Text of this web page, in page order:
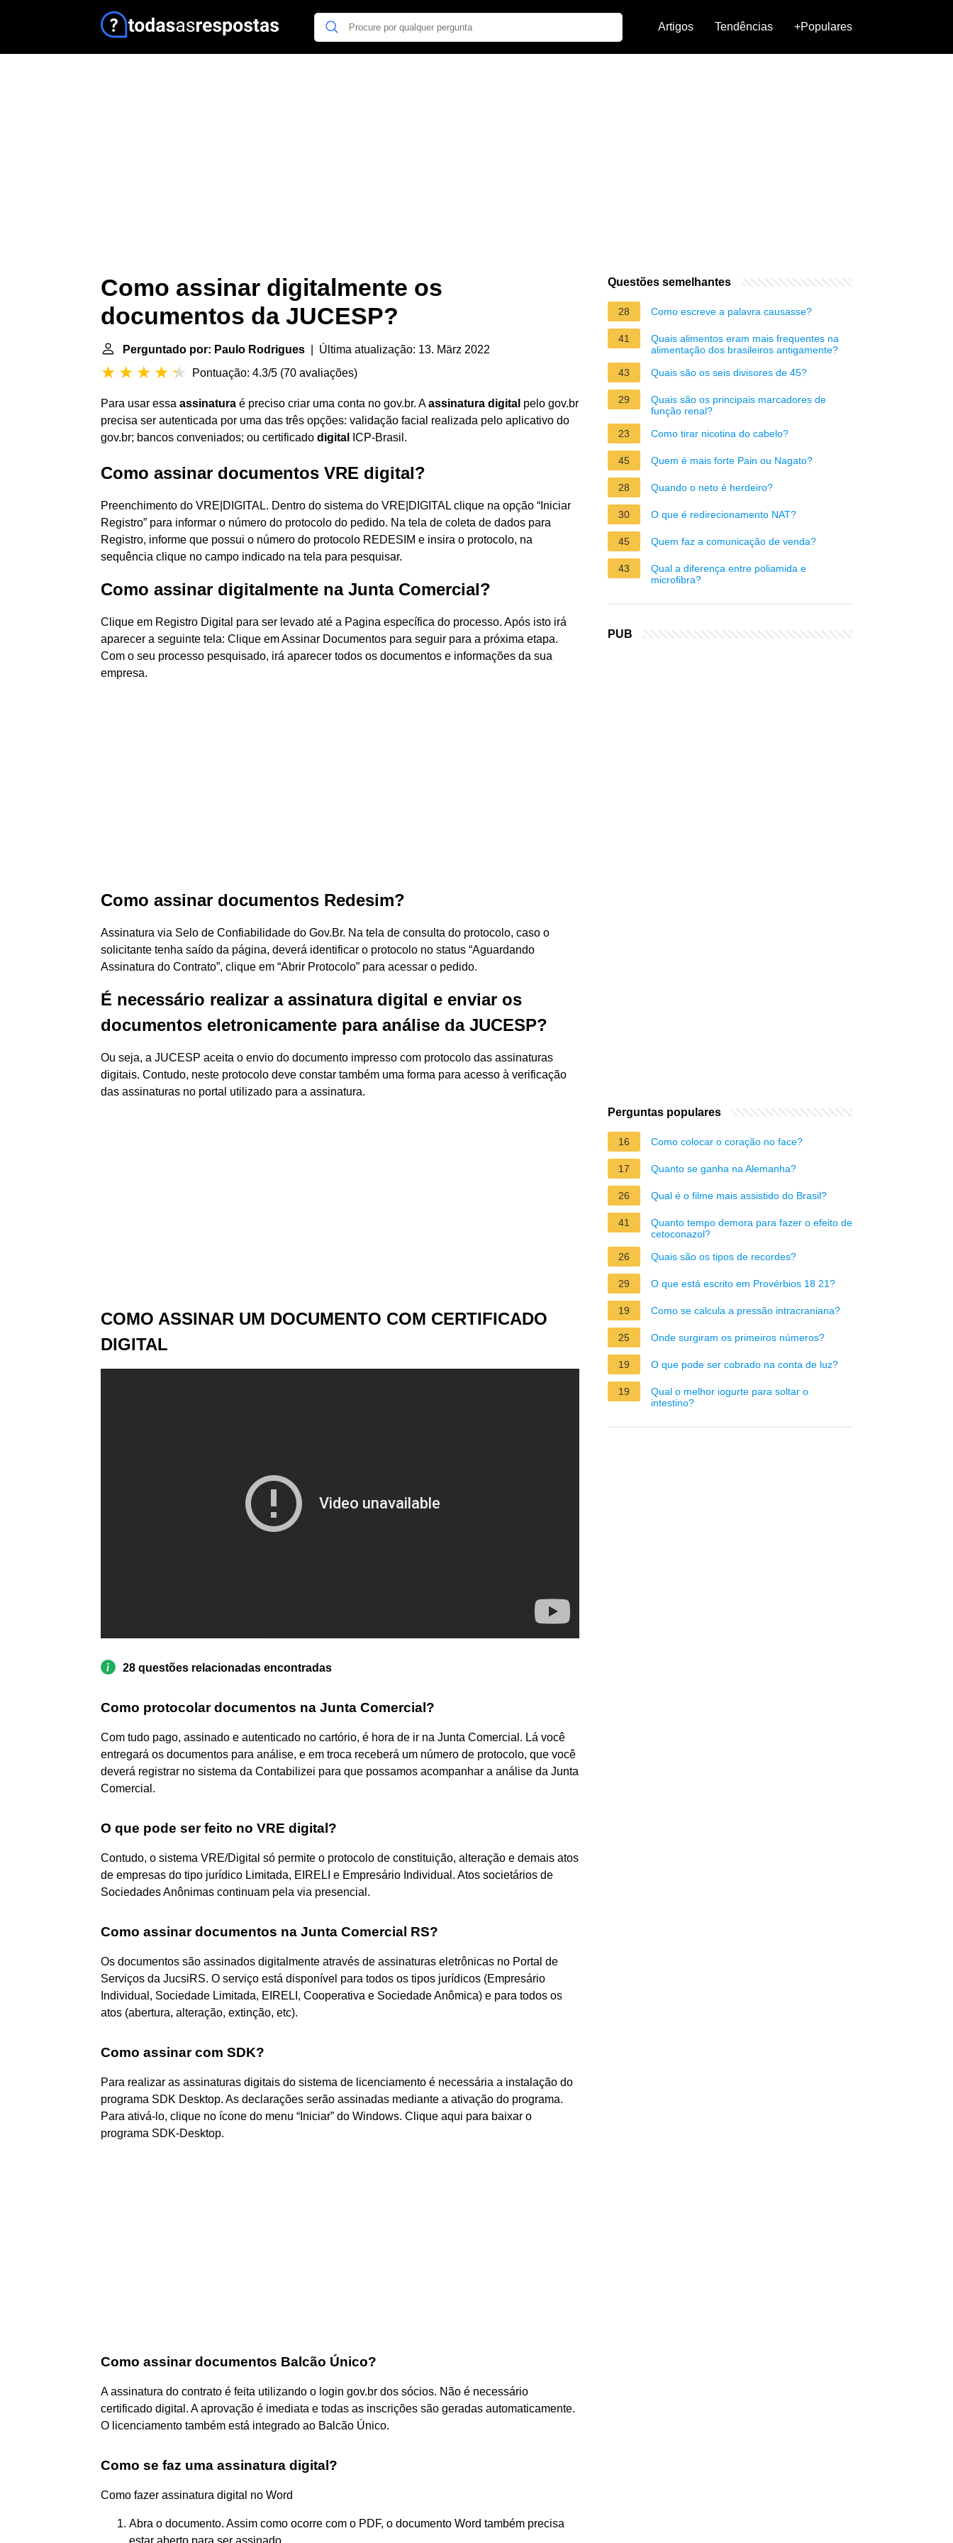
Artigos Tendências +Populares
Como assinar digitalmente os
documentos da JUCESP?
Perguntado por: Paulo Rodrigues | Última atualização: 13. März 2022
Pontuação: 4.3/5 (70 avaliações)
Para usar essa assinatura é preciso criar uma conta no gov.br. Aassinatura digital pelo gov.br
precisa ser autenticada por uma das três opções: validação facial realizada pelo aplicativo do
gov.br; bancos conveniados; ou certificado digital ICP-Brasil.
Como assinar documentos VRE digital?
Preenchimento do VRE|DIGITAL. Dentro do sistema do VRE|DIGITAL clique na opção “Iniciar
Registro” para informar o número do protocolo do pedido. Na tela de coleta de dados para
Registro, informe que possui o número do protocolo REDESIM e insira o protocolo, na
sequência clique no campo indicado na tela para pesquisar.
Como assinar digitalmente na Junta Comercial?
Clique em Registro Digital para ser levado até a Pagina específica do processo. Após isto irá
aparecer a seguinte tela: Clique em Assinar Documentos para seguir para a próxima etapa.
Com o seu processo pesquisado, irá aparecer todos os documentos e informações da sua
empresa.
Como assinar documentos Redesim?
Assinatura via Selo de Confiabilidade do Gov.Br. Na tela de consulta do protocolo, caso o
solicitante tenha saído da página, deverá identificar o protocolo no status “Aguardando
Assinatura do Contrato”, clique em “Abrir Protocolo” para acessar o pedido.
É necessário realizar a assinatura digital e enviar os
documentos eletronicamente para análise da JUCESP?
Ou seja, a JUCESP aceita o envio do documento impresso com protocolo das assinaturas
digitais. Contudo, neste protocolo deve constar também uma forma para acesso à verificação
das assinaturas no portal utilizado para a assinatura.
COMO ASSINAR UM DOCUMENTO COM CERTIFICADO
DIGITAL
28 questões relacionadas encontradas
Como protocolar documentos na Junta Comercial?
Com tudo pago, assinado e autenticado no cartório, é hora de ir na Junta Comercial. Lá você
entregará os documentos para análise, e em troca receberá um número de protocolo, que você
deverá registrar no sistema da Contabilizei para que possamos acompanhar a análise da Junta
Comercial.
O que pode ser feito no VRE digital?
Contudo, o sistema VRE/Digital só permite o protocolo de constituição, alteração e demais atos
de empresas do tipo jurídico Limitada, EIRELI e Empresário Individual. Atos societários de
Sociedades Anônimas continuam pela via presencial.
Como assinar documentos na Junta Comercial RS?
Os documentos são assinados digitalmente através de assinaturas eletrônicas no Portal de
Serviços da JucsiRS. O serviço está disponível para todos os tipos jurídicos (Empresário
Individual, Sociedade Limitada, EIRELI, Cooperativa e Sociedade Anômica) e para todos os
atos (abertura, alteração, extinção, etc).
Como assinar com SDK?
Para realizar as assinaturas digitais do sistema de licenciamento é necessária a instalação do
programa SDK Desktop. As declarações serão assinadas mediante a ativação do programa.
Para ativá-lo, clique no ícone do menu “Iniciar” do Windows. Clique aqui para baixar o
programa SDK-Desktop.
Como assinar documentos Balcão Único?
A assinatura do contrato é feita utilizando o login gov.br dos sócios. Não é necessário
certificado digital. A aprovação é imediata e todas as inscrições são geradas automaticamente.
O licenciamento também está integrado ao Balcão Único.
Como se faz uma assinatura digital?
Como fazer assinatura digital no Word
Abra o documento. Assim como ocorre com o PDF, o documento Word também precisa
estar aberto para ser assinado. ...
Questões semelhantes
28 Como escreve a palavra causasse?
41
Quais alimentos eram mais frequentes na
alimentação dos brasileiros antigamente?
43
Quais são os seis divisores de 45?
29
Quais são os principais marcadores de
função renal?
23
Como tirar nicotina do cabelo?
45 Quem é mais forte Pain ou Nagato?
28 Quando o neto é herdeiro?
30 O que é redirecionamento NAT?
45 Quem faz a comunicação de venda?
43
Qual a diferença entre poliamida e
microfibra?
PUB
Perguntas populares
16 Como colocar o coração no face?
17 Quanto se ganha na Alemanha?
26 Qual é o filme mais assistido do Brasil?
41
Quanto tempo demora para fazer o efeito de
cetoconazol?
26
Quais são os tipos de recordes?
29 O que está escrito em Provérbios 18 21?
19 Como se calcula a pressão intracraniana?
25 Onde surgiram os primeiros números?
19 O que pode ser cobrado na conta de luz?
19
Qual o melhor iogurte para soltar o
intestino?